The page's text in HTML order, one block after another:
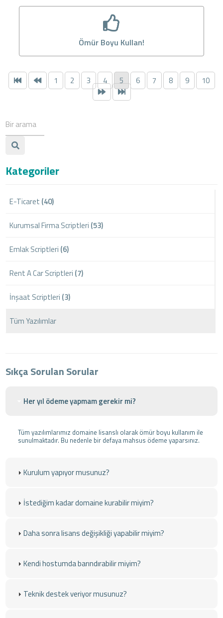
Ömür Boyu Kullan!
1 2 3 4 5 6 7 8 9 10
Kategoriler
E-Ticaret (40)
Kurumsal Firma Scriptleri (53)
Emlak Scriptleri (6)
Rent A Car Scriptleri (7)
İnşaat Scriptleri (3)
Tüm Yazılımlar
Sıkça Sorulan Sorular
Her yıl ödeme yapmam gerekir mi?
Tüm yazılımlarımız domaine lisanslı olarak ömür boyu kullanım ile
sunulmaktadır. Bu nedenle bir defaya mahsus ödeme yaparsınız.
Kurulum yapıyor musunuz?
İstediğim kadar domaine kurabilir miyim?
Daha sonra lisans değişikliği yapabilir miyim?
Kendi hostumda barındırabilir miyim?
Teknik destek veriyor musunuz?